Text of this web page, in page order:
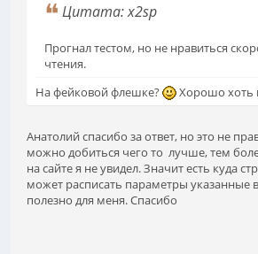
Цитата: x2sp
Прогнал тестом, но не нравиться
чтения.
На фейковой флешке?
Хорошо хоть
Анатолий спасибо за ответ, но это не
можно добиться чего то лучше, тем
на сайте я не увидел. Значит есть куда
может расписать параметры
полезно для меня. Спасибо